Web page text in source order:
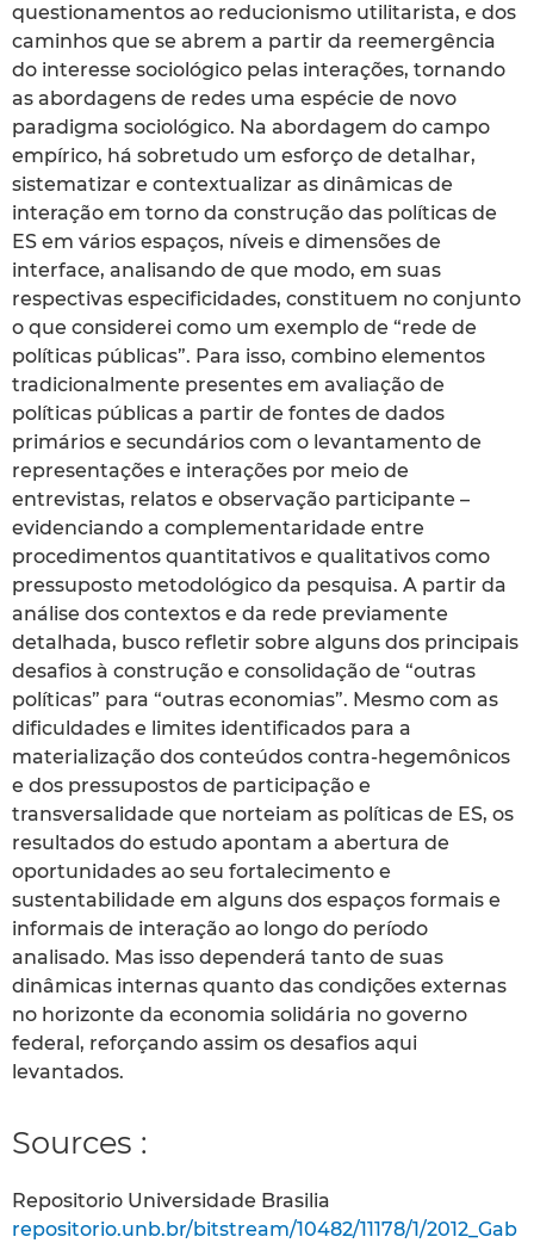
questionamentos ao reducionismo utilitarista, e dos
caminhos que se abrem a partir da reemergência
do interesse sociológico pelas interações, tornando
as abordagens de redes uma espécie de novo
paradigma sociológico. Na abordagem do campo
empírico, há sobretudo um esforço de detalhar,
sistematizar e contextualizar as dinâmicas de
interação em torno da construção das políticas de
ES em vários espaços, níveis e dimensões de
interface, analisando de que modo, em suas
respectivas especificidades, constituem no conjunto
o que considerei como um exemplo de “rede de
políticas públicas”. Para isso, combino elementos
tradicionalmente presentes em avaliação de
políticas públicas a partir de fontes de dados
primários e secundários com o levantamento de
representações e interações por meio de
entrevistas, relatos e observação participante –
evidenciando a complementaridade entre
procedimentos quantitativos e qualitativos como
pressuposto metodológico da pesquisa. A partir da
análise dos contextos e da rede previamente
detalhada, busco refletir sobre alguns dos principais
desafios à construção e consolidação de “outras
políticas” para “outras economias”. Mesmo com as
dificuldades e limites identificados para a
materialização dos conteúdos contra-hegemônicos
e dos pressupostos de participação e
transversalidade que norteiam as políticas de ES, os
resultados do estudo apontam a abertura de
oportunidades ao seu fortalecimento e
sustentabilidade em alguns dos espaços formais e
informais de interação ao longo do período
analisado. Mas isso dependerá tanto de suas
dinâmicas internas quanto das condições externas
no horizonte da economia solidária no governo
federal, reforçando assim os desafios aqui
levantados.
Sources :
Repositorio Universidade Brasilia
repositorio.unb.br/bitstream/10482/11178/1/2012_Gab